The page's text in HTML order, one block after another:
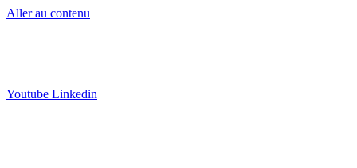
Aller au contenu
Youtube Linkedin